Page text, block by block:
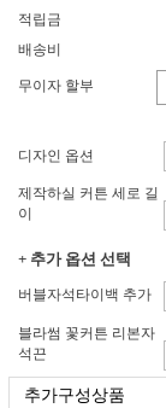
적립금
배송비
무이자 할부
디자인 옵션
제작하실 커튼 세로 길
이
+ 추가 옵션 선택
버블자석타이백 추가
블라썸 꽃커튼 리본자
석끈
추가구성상품